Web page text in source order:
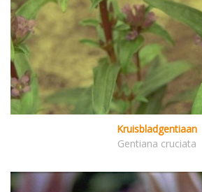
Kruisbladgentiaan
Gentiana cruciata